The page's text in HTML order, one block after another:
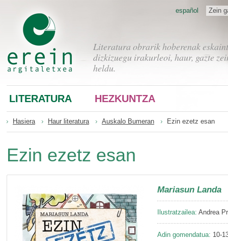
Literatura obrarik hoberenak
dizkizuegu irakurleoi, haur, gazte
heldu.
Zein
español
LITERATURA HEZKUNTZA
Hasiera Haur literatura Auskalo Bumeran Ezin ezetz esan
Ezin ezetz esan
Mariasun Landa
Ilustratzailea: Andrea
Adin gomendatua: 10-